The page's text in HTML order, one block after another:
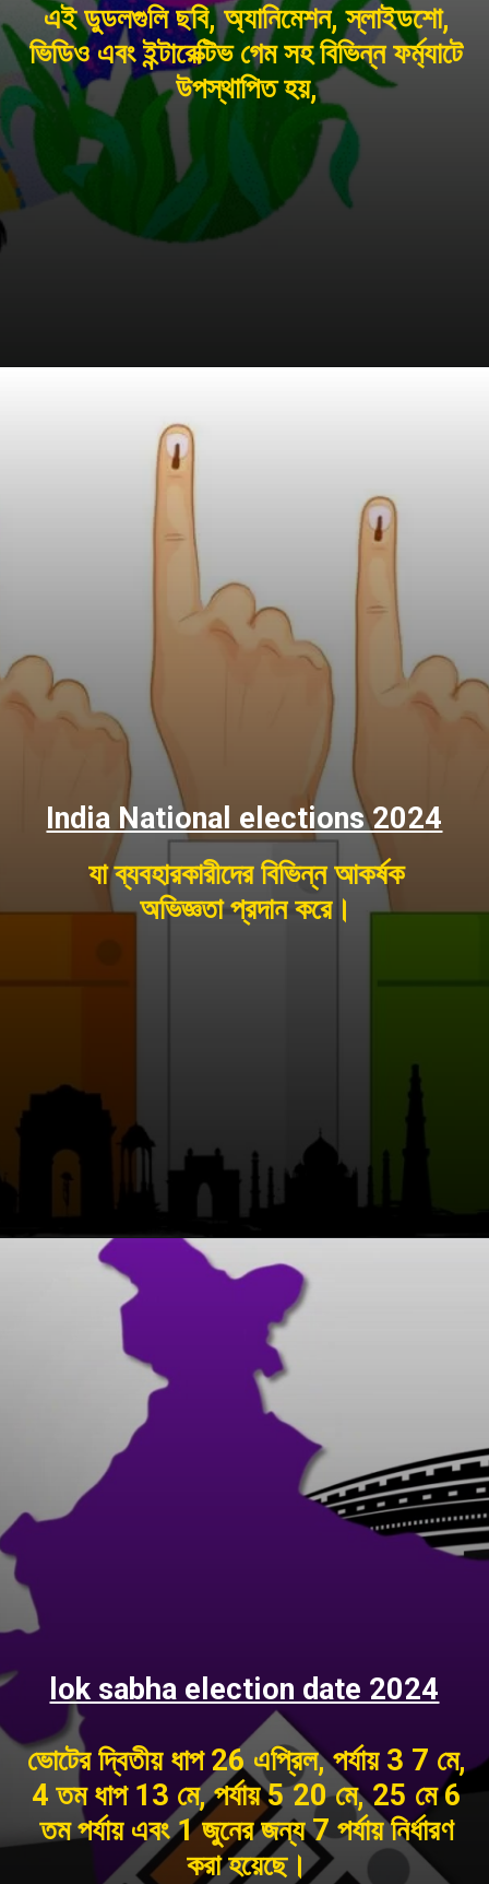
এই ডুডলগুলি ছবি, অ্যানিমেশন, স্লাইডশো,
ভিডিও এবং ইন্টারেক্টিভ গেম সহ বিভিন্ন ফর্ম্যাটে
উপস্থাপিত হয়,
যা ব্যবহারকারীদের বিভিন্ন আকর্ষক
অভিজ্ঞতা প্রদান করে।
India National elections 2024
ভোটের দ্বিতীয় ধাপ 26 এপ্রিল, পর্যায় 3 7 মে,
4 তম ধাপ 13 মে, পর্যায় 5 20 মে, 25 মে 6
তম পর্যায় এবং 1 জুনের জন্য 7 পর্যায় নির্ধারণ
করা হয়েছে।
lok sabha election date 2024